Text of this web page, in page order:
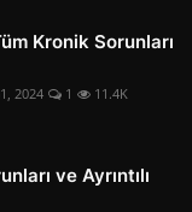
Kronik Sorunları
2024 1 11.4K
ve Ayrıntılı